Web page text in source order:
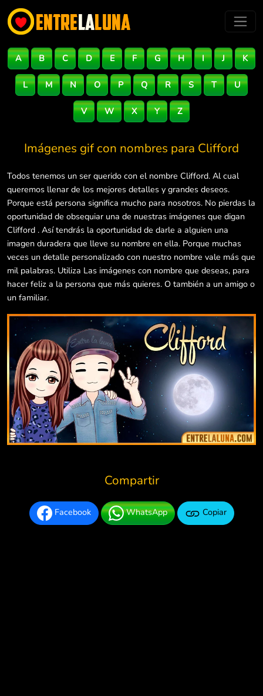
A B C D E F G H I J K
L M N O P Q R S T U
V W X Y Z
Imágenes gif con nombres para Clifford
Todos tenemos un ser querido con el nombre Clifford. Al cual
queremos llenar de los mejores detalles y grandes deseos.
Porque está persona significa mucho para nosotros. No pierdas la
oportunidad de obsequiar una de nuestras imágenes que digan
Clifford . Así tendrás la oportunidad de darle a alguien una
imagen duradera que lleve su nombre en ella. Porque muchas
veces un detalle personalizado con nuestro nombre vale más que
mil palabras. Utiliza Las imágenes con nombre que deseas, para
hacer feliz a la persona que más quieres. O también a un amigo o
un familiar.
Compartir
Facebook WhatsApp Copiar